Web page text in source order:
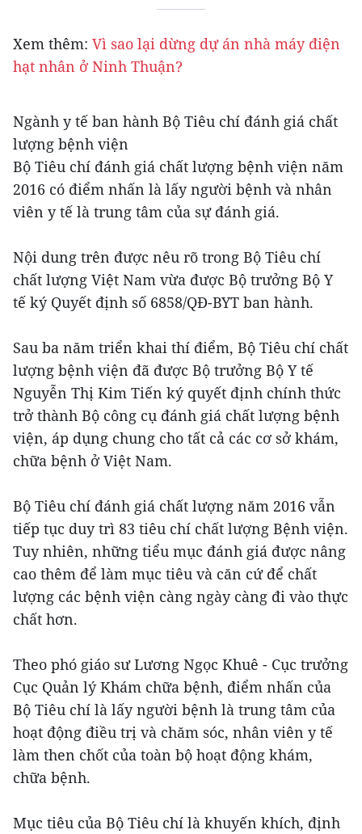
Xem thêm: Vì sao lại dừng dự án nhà máy điện
hạt nhân ở Ninh Thuận?
Ngành y tế ban hành Bộ Tiêu chí đánh giá chất
lượng bệnh viện
Bộ Tiêu chí đánh giá chất lượng bệnh viện năm
2016 có điểm nhấn là lấy người bệnh và nhân
viên y tế là trung tâm của sự đánh giá.
Nội dung trên được nêu rõ trong Bộ Tiêu chí
chất lượng Việt Nam vừa được Bộ trưởng Bộ Y
tế ký Quyết định số 6858/QĐ-BYT ban hành.
Sau ba năm triển khai thí điểm, Bộ Tiêu chí chất
lượng bệnh viện đã được Bộ trưởng Bộ Y tế
Nguyễn Thị Kim Tiến ký quyết định chính thức
trở thành Bộ công cụ đánh giá chất lượng bệnh
viện, áp dụng chung cho tất cả các cơ sở khám,
chữa bệnh ở Việt Nam.
Bộ Tiêu chí đánh giá chất lượng năm 2016 vẫn
tiếp tục duy trì 83 tiêu chí chất lượng Bệnh viện.
Tuy nhiên, những tiểu mục đánh giá được nâng
cao thêm để làm mục tiêu và căn cứ để chất
lượng các bệnh viện càng ngày càng đi vào thực
chất hơn.
Theo phó giáo sư Lương Ngọc Khuê - Cục trưởng
Cục Quản lý Khám chữa bệnh, điểm nhấn của
Bộ Tiêu chí là lấy người bệnh là trung tâm của
hoạt động điều trị và chăm sóc, nhân viên y tế
làm then chốt của toàn bộ hoạt động khám,
chữa bệnh.
Mục tiêu của Bộ Tiêu chí là khuyến khích, định